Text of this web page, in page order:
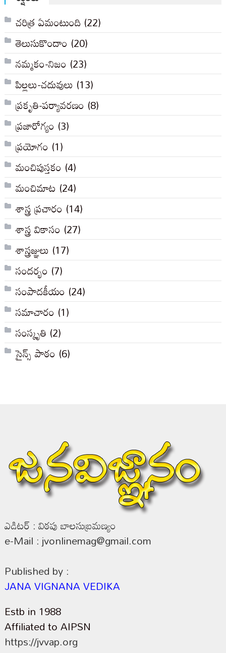
చరిత్ర ఏమంటుంది (22)
తెలుసుకొందాం (20)
నమ్మకం-నిజం (23)
పిల్లలు-చదువులు (13)
ప్రకృతి-పర్యావరణం (8)
ప్రజారోగ్యం (3)
ప్రయోగం (1)
మంచిపుస్తకం (4)
మంచిమాట (24)
శాస్త్ర ప్రచారం (14)
శాస్త్ర వికాసం (27)
శాస్త్రజ్ఞులు (17)
సందర్భం (7)
సంపాదకీయం (24)
సమాచారం (1)
సంస్కృతి (2)
సైన్స్ పాఠం (6)
ఎడిటర్ : విఠపు బాలసుబ్రమణ్యం
e-Mail : jvonlinemag@gmail.com
Published by :
JANA VIGNANA VEDIKA
Estb in 1988
Affiliated to AIPSN
https://jvvap.org